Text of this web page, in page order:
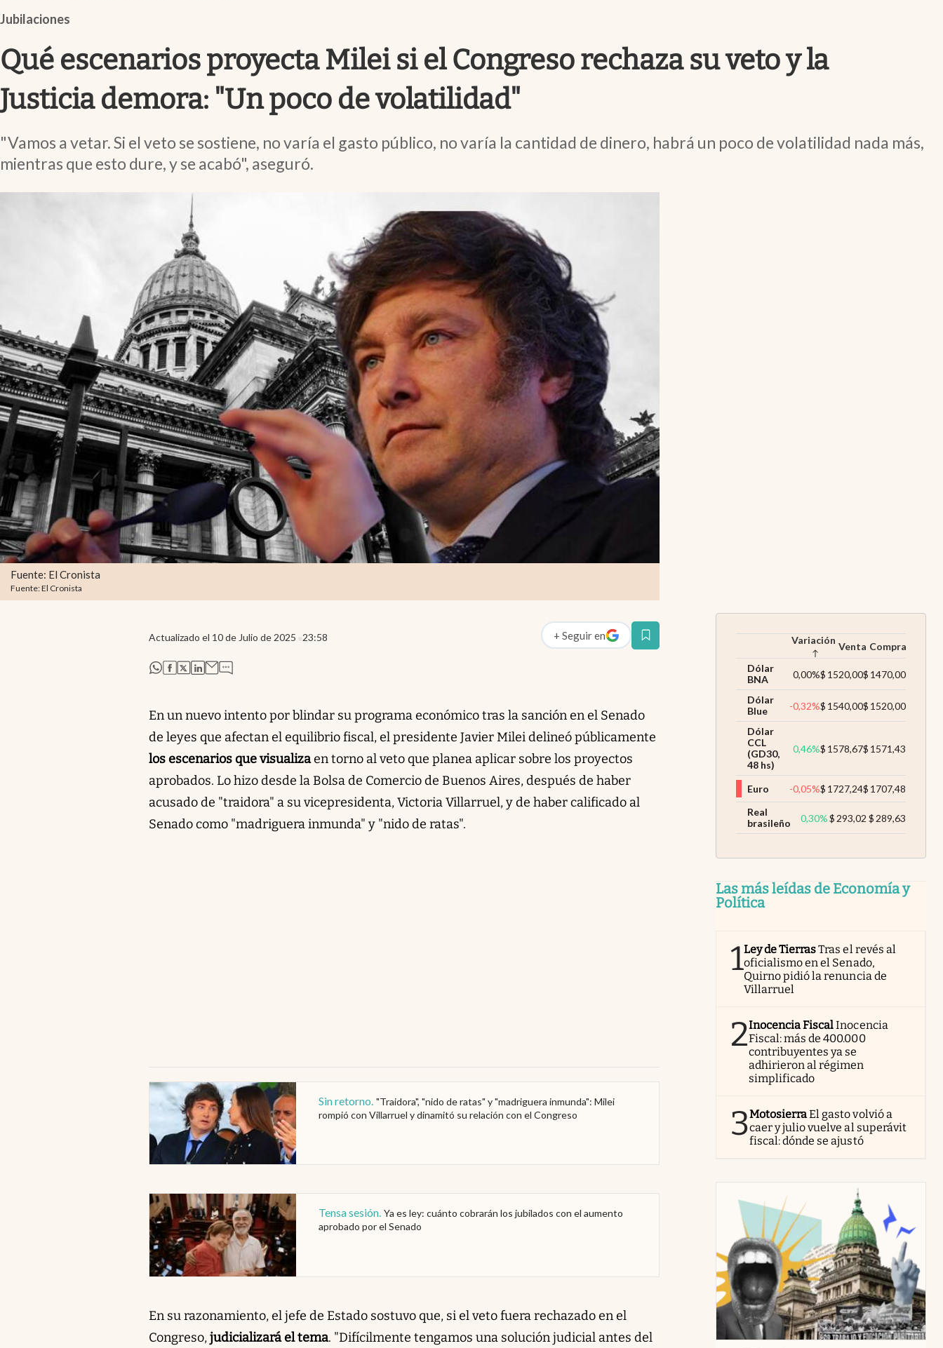
Clima
Mundial 2026
Eventos Corporativos
El Cronista Studio
Mediakit
abre en nueva pestaña
Jubilaciones
Qué escenarios proyecta Milei si el Congreso rechaza su veto y la
Justicia demora: "Un poco de volatilidad"
"Vamos a vetar. Si el veto se sostiene, no varía el gasto público, no varía la cantidad de dinero, habrá un poco de volatilidad nada más,
mientras que esto dure, y se acabó", aseguró.
Fuente: El Cronista
Fuente: El Cronista
Actualizado el 10 de Julio de 2025 23:58 + Seguiren
abre en nueva pestaña
abre en nueva pestaña
abre en nueva pestaña
abre en nueva pestaña
abre en nueva pestaña
En un nuevo intento por blindar su programa económico tras la sanción en el Senado
de leyes que afectan el equilibrio fiscal, el presidente Javier Milei delineó públicamente
los escenarios que visualizaen torno al veto que planea aplicar sobre los proyectos
aprobados. Lo hizo desde la Bolsa de Comercio de Buenos Aires, después de haber
acusado de "traidora" a su vicepresidenta, Victoria Villarruel, y de haber calificado al
Senado como "madriguera inmunda" y "nido de ratas".
Sin retorno "Traidora", "nido de ratas" y "madriguera inmunda": Milei
rompió con Villarruel y dinamitó su relación con el Congreso
abre en nueva pestaña
Tensa sesión. Ya es ley: cuánto cobrarán los jubilados con el aumento
aprobado por el Senado
abre en nueva pestaña
En su razonamiento, el jefe de Estado sostuvo que, si el veto fuera rechazado en el
Congreso,judicializará el tema. "Difícilmente tengamos una solución judicial antes del
Variación Venta Compra
Dólar
BNA
0,00%$ 1520,00$ 1470,00
Dólar
Blue
-0,32%$ 1540,00$ 1520,00
Dólar
CCL
(GD30,
48 hs)
0,46%$ 1578,67$ 1571,43
Euro -0,05%$ 1727,24$ 1707,48
Real
brasileño
0,30%$ 293,02 $ 289,63
Las más leídas de Economía y
Política
1Ley de TierrasTras el revés al
oficialismo en el Senado,
Quirno pidió la renuncia de
Villarruel
2Inocencia FiscalInocencia
Fiscal: más de 400.000
contribuyentes ya se
adhirieron al régimen
simplificado
3MotosierraEl gasto volvió a
caer y julio vuelve al superávit
fiscal: dónde se ajustó